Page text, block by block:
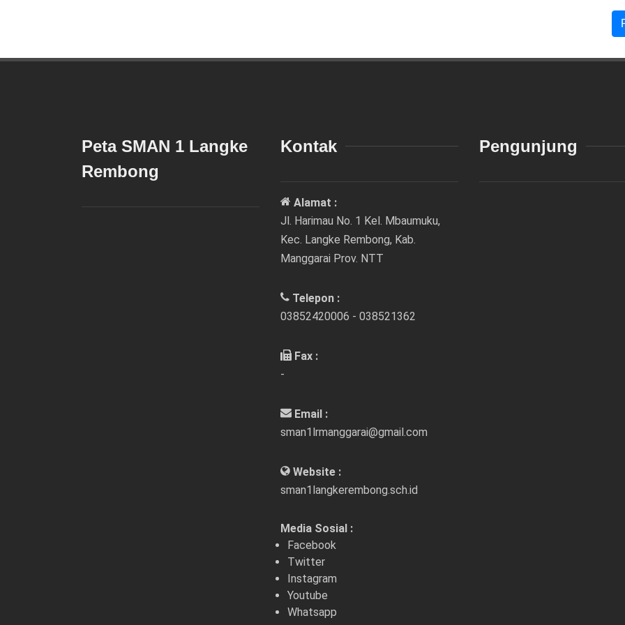
Peta SMAN 1 Langke
Rembong
Kontak
Alamat :
Jl. Harimau No. 1 Kel. Mbaumuku,
Kec. Langke Rembong, Kab.
Manggarai Prov. NTT
Telepon :
03852420006 - 038521362
Fax :
-
Email :
sman1lrmanggarai@gmail.com
Website :
sman1langkerembong.sch.id
Media Sosial :
Facebook
Twitter
Instagram
Youtube
Whatsapp
Pengunjung